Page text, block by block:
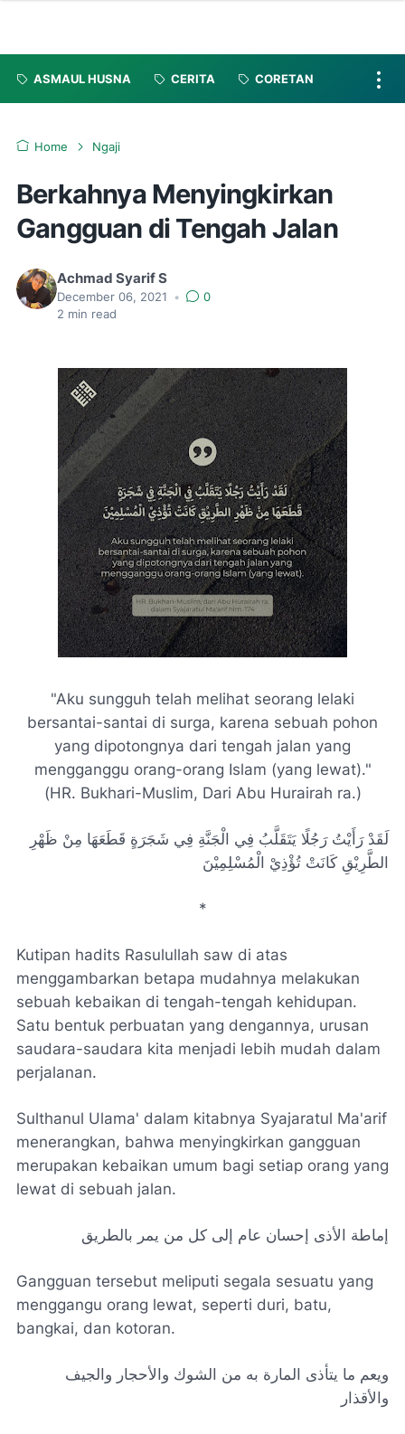
ASMAUL HUSNA CERITA CORETAN
Home Ngaji
Berkahnya Menyingkirkan
Gangguan di Tengah Jalan
Achmad Syarif S
December 06, 2021 •
0
2 min read
"Aku sungguh telah melihat seorang lelaki
bersantai-santai di surga, karena sebuah pohon
yang dipotongnya dari tengah jalan yang
mengganggu orang-orang Islam (yang lewat)."
(HR. Bukhari-Muslim, Dari Abu Hurairah ra.)
لَقَدْ رَأَيْتُ رَجُلًا يَتَقَلَّبُ فِي الْجَنَّةِ فِي شَجَرَةٍ قَطَعَهَا مِنْ ظَهْرِ
الطَّرِيْقِ كَانَتْ تُؤْذِيْ الْمُسْلِمِيْنَ
*
Kutipan hadits Rasulullah saw di atas
menggambarkan betapa mudahnya melakukan
sebuah kebaikan di tengah-tengah kehidupan.
Satu bentuk perbuatan yang dengannya, urusan
saudara-saudara kita menjadi lebih mudah dalam
perjalanan.
Sulthanul Ulama' dalam kitabnya Syajaratul Ma'arif
menerangkan, bahwa menyingkirkan gangguan
merupakan kebaikan umum bagi setiap orang yang
lewat di sebuah jalan.
إماطة الأذى إحسان عام إلى كل من يمر بالطريق
Gangguan tersebut meliputi segala sesuatu yang
menggangu orang lewat, seperti duri, batu,
bangkai, dan kotoran.
ويعم ما يتأذى المارة به من الشوك والأحجار والجيف
والأقذار